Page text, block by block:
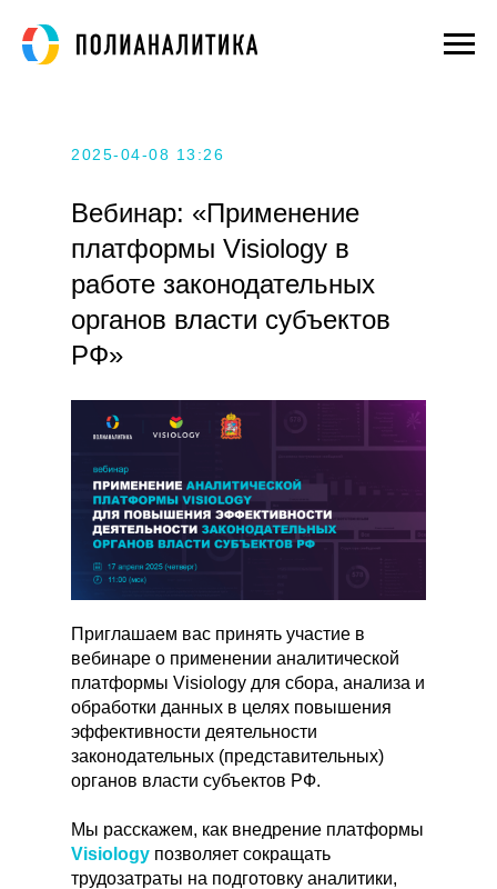
2025-04-08 13:26
Вебинар: «Применение
платформы Visiology в
работе законодательных
органов власти субъектов
РФ»
Приглашаем вас принять участие в
вебинаре о применении аналитической
платформы Visiology для сбора, анализа и
обработки данных в целях повышения
эффективности деятельности
законодательных (представительных)
органов власти субъектов РФ.
Мы расскажем, как внедрение платформы
Visiology позволяет сокращать
трудозатраты на подготовку аналитики,